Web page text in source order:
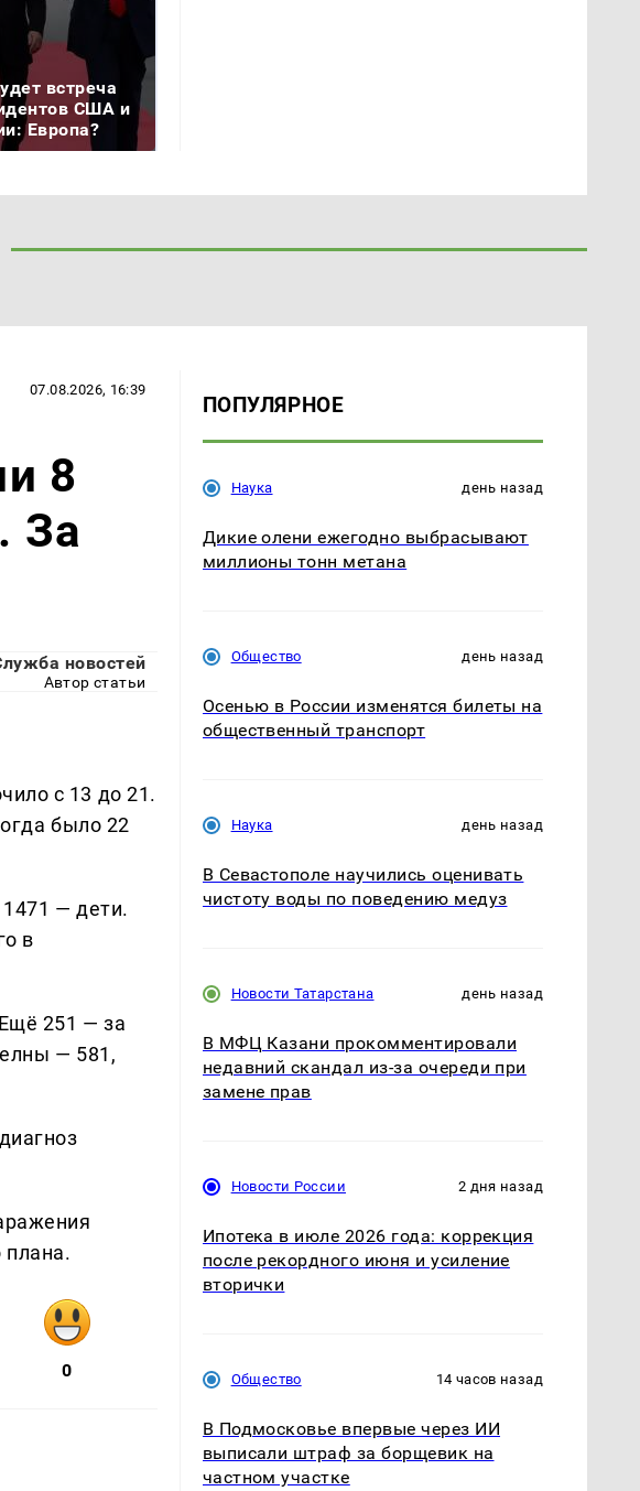
встреча
США и
Европа?
07.08.2026, 16:39
8
За
новостей
Автор статьи
с 13 до 21.
было 22
— дети.
в
251 — за
— 581,
плана.
0
ПОПУЛЯРНОЕ
Наука день назад
Дикие олени ежегодно выбрасывают
миллионы тонн метана
Общество день назад
Осенью в России изменятся билеты на
общественный транспорт
Наука день назад
В Севастополе научились оценивать
чистоту воды по поведению медуз
Новости Татарстана день назад
В МФЦ Казани прокомментировали
недавний скандал из-за очереди при
замене прав
Новости России 2 дня назад
Ипотека в июле 2026 года: коррекция
после рекордного июня и усиление
вторички
Общество 14 часов назад
В Подмосковье впервые через ИИ
выписали штраф за борщевик на
частном участке